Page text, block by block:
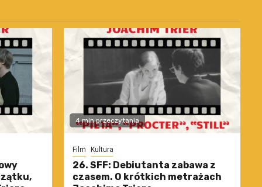
4 min przeczytania
Film Kultura
26. SFF: Debiutanta zabawa z
czasem. O krótkich metrażach